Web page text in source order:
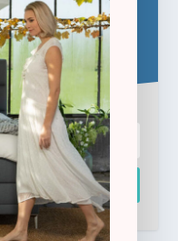
e-newsletter.